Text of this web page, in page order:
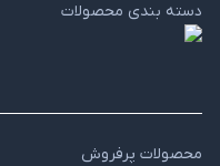
دسته بندی محصولات
محصولات پرفروش